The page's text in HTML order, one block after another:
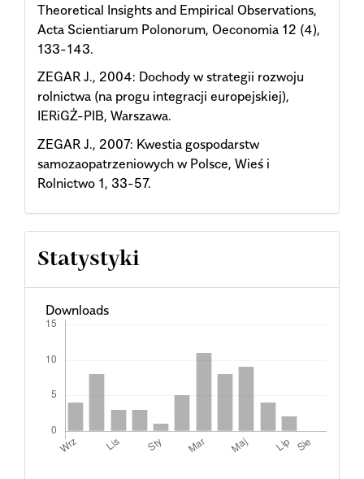
Theoretical Insights and Empirical Observations,
Acta Scientiarum Polonorum, Oeconomia 12 (4),
133-143.
ZEGAR J., 2004: Dochody w strategii rozwoju
rolnictwa (na progu integracji europejskiej),
IERiGŻ-PIB, Warszawa.
ZEGAR J., 2007: Kwestia gospodarstw
samozaopatrzeniowych w Polsce, Wieś i
Rolnictwo 1, 33-57.
Statystyki
Downloads